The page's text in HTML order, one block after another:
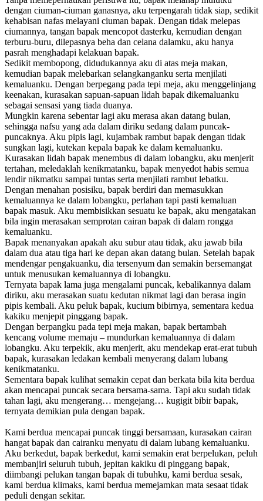
dengan ciuman-ciuman ganasnya, aku terpengarah tidak siap, sedikit
kehabisan nafas melayani ciuman bapak. Dengan tidak melepas
ciumannya, tangan bapak mencopot dasterku, kemudian dengan
terburu-buru, dilepasnya beha dan celana dalamku, aku hanya
pasrah menghadapi kelakuan bapak.
Sedikit membopong, didudukannya aku di atas meja makan,
kemudian bapak melebarkan selangkanganku serta menjilati
kemaluanku. Dengan berpegang pada tepi meja, aku menggelinjang
keenakan, kurasakan sapuan-sapuan lidah bapak dikemaluanku
sebagai sensasi yang tiada duanya.
Mungkin karena sebentar lagi aku merasa akan datang bulan,
sehingga nafsu yang ada dalam diriku sedang dalam puncak-
puncaknya. Aku pipis lagi, kujambak rambut bapak dengan tidak
sungkan lagi, kutekan kepala bapak ke dalam kemaluanku.
Kurasakan lidah bapak menembus di dalam lobangku, aku menjerit
tertahan, meledaklah kenikmatanku, bapak menyedot habis semua
lendir nikmatku sampai tuntas serta menjilati rambut lebatku.
Dengan menahan posisiku, bapak berdiri dan memasukkan
kemaluannya ke dalam lobangku, perlahan tapi pasti kemaluan
bapak masuk. Aku membisikkan sesuatu ke bapak, aku mengatakan
bila ingin merasakan semprotan cairan bapak di dalam rongga
kemaluanku.
Bapak menanyakan apakah aku subur atau tidak, aku jawab bila
dalam dua atau tiga hari ke depan akan datang bulan. Setelah bapak
mendengar pengakuanku, dia tersenyum dan semakin bersemangat
untuk menusukan kemaluannya di lobangku.
Ternyata bapak lama juga mengalami puncak, kebalikannya dalam
diriku, aku merasakan suatu kedutan nikmat lagi dan berasa ingin
pipis kembali. Aku peluk bapak, kucium bibirnya, sementara kedua
kakiku menjepit pinggang bapak.
Dengan berpangku pada tepi meja makan, bapak bertambah
kencang volume memaju – mundurkan kemaluannya di dalam
lobangku. Aku terpekik, aku menjerit, aku mendekap erat-erat tubuh
bapak, kurasakan ledakan kembali menyerang dalam lubang
kenikmatanku.
Sementara bapak kulihat semakin cepat dan berkata bila kita berdua
akan mencapai puncak secara bersama-sama. Tapi aku sudah tidak
tahan lagi, aku mengerang… mengejang… kugigit bibir bapak,
ternyata demikian pula dengan bapak.
Kami berdua mencapai puncak tinggi bersamaan, kurasakan cairan
hangat bapak dan cairanku menyatu di dalam lubang kemaluanku.
Aku berkedut, bapak berkedut, kami semakin erat berpelukan, peluh
membanjiri seluruh tubuh, jepitan kakiku di pinggang bapak,
diimbangi pelukan tangan bapak di tubuhku, kami berdua sesak,
kami berdua klimaks, kami berdua memejamkan mata sesaat tidak
peduli dengan sekitar.